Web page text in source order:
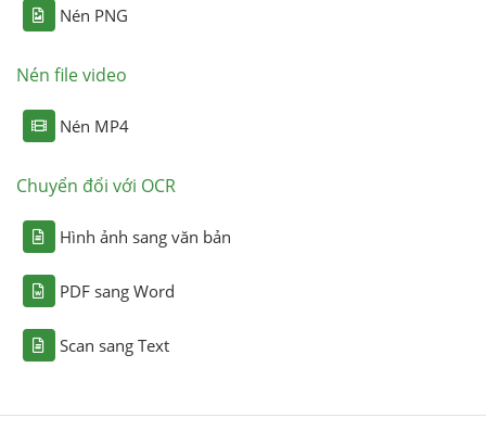
Nén PNG
Nén file video
Nén MP4
Chuyển đổi với OCR
Hình ảnh sang văn bản
PDF sang Word
Scan sang Text